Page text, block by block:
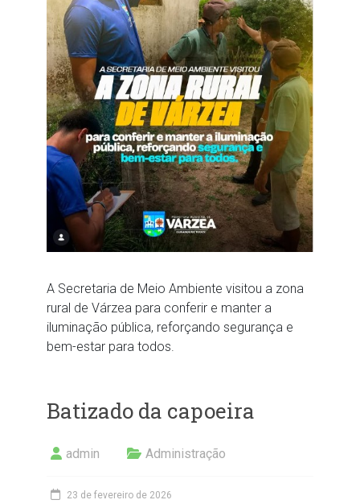
A Secretaria de Meio Ambiente visitou a zona
rural de Várzea para conferir e manter a
iluminação pública, reforçando segurança e
bem-estar para todos.
Batizado da capoeira
admin Administração
23 de fevereiro de 2026